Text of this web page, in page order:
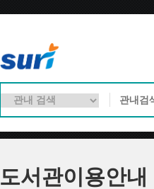
도서관이용안내